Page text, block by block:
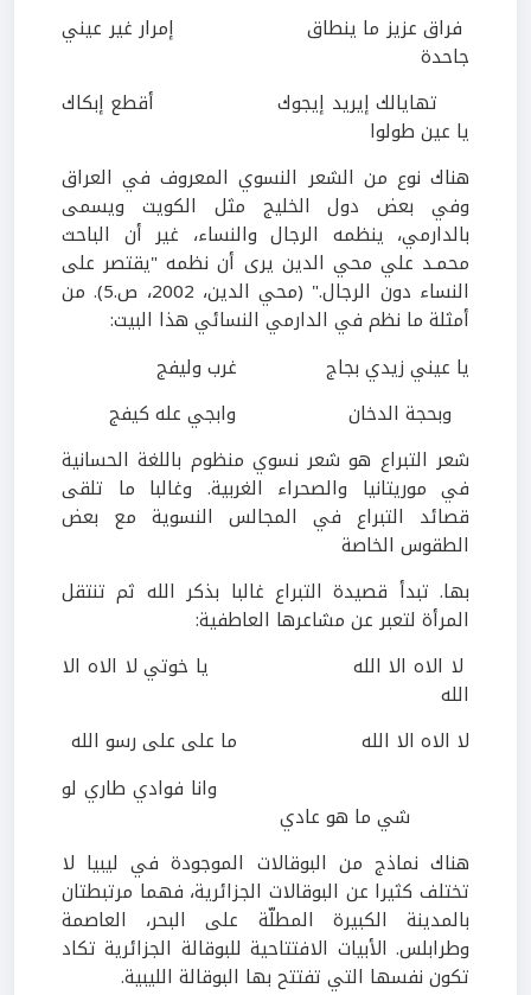
فراق عزيز ما ينطاق
إمرار غير عيني
جاحدة
تهايالك إيريد إيجوك أقطع إبكاك
يا عين طولوا
هناك نوع من الشعر النسوي المعروف في العراق
وفي بعض دول الخليج مثل الكويت ويسمى
بالدارمي، ينظمه الرجال والنساء، غير أن الباحث
محمـد علي محي الدين يرى أن نظمه "يقتصر على
النساء دون الرجال." (محي الدين، 2002، ص.5). من
أمثلة ما نظم في الدارمي النسائي هذا البيت:
يا عيني زيدي بجاج غرب وليفج
وبحجة الدخان وابجي عله كيفج
شعر التبراع هو شعر نسوي منظوم باللغة الحسانية
في موريتانيا والصحراء الغربية. وغالبا ما تلقى
قصائد التبراع في المجالس النسوية مع بعض
الطقوس الخاصة
بها. تبدأ قصيدة التبراع غالبا بذكر الله ثم تنتقل
المرأة لتعبر عن مشاعرها العاطفية:
لا الاه الا الله يا خوتي لا الاه الا
الله
لا الاه الا الله ما على على رسو الله
وانا فوادي طاري لو
شي ما هو عادي
هناك نماذج من البوقالات الموجودة في ليبيا لا
تختلف كثيرا عن البوقالات الجزائرية، فهما مرتبطتان
بالمدينة الكبيرة المطلّة على البحر، العاصمة
وطرابلس. الأبيات الافتتاحية للبوقالة الجزائرية تكاد
تكون نفسها التي تفتتح بها البوقالة الليبية.